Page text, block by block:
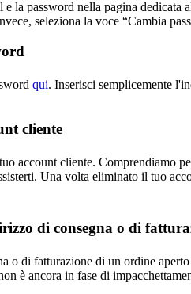
la password nella pagina dedicata
seleziona la voce “Cambia
qui. Inserisci semplicemente
cliente
account cliente. Comprendiamo
Una volta eliminato il tuo
di consegna o di
o di fatturazione di un ordine
è ancora in fase di